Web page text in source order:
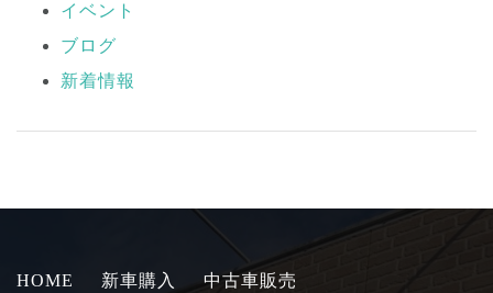
イベント
ブログ
新着情報
HOME 新車購入 中古車販売